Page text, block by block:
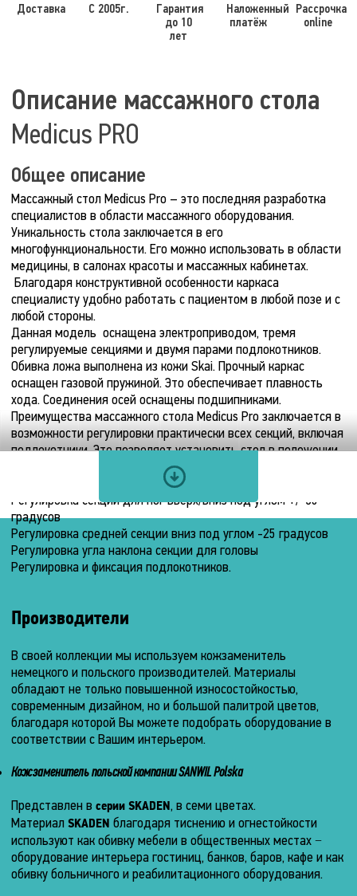
Доставка С 2005г.
Гарантия
до 10
лет
Наложенный
платёж
Рассрочка
online
Описание массажного стола
Medicus PRO
Общее описание
Массажный стол Medicus Pro – это последняя разработка
специалистов в области массажного оборудования.
Уникальность стола заключается в его
многофункциональности. Его можно использовать в области
медицины, в салонах красоты и массажных кабинетах.
Благодаря конструктивной особенности каркаса
специалисту удобно работать с пациентом в любой позе и с
любой стороны.
Данная модель оснащена электроприводом, тремя
регулируемые секциями и двумя парами подлокотников.
Обивка ложа выполнена из кожи Skai. Прочный каркас
оснащен газовой пружиной. Это обеспечивает плавность
хода. Соединения осей оснащены подшипниками.
Преимущества массажного стола Medicus Pro заключается в
возможности регулировки практически всех секций, включая
подлокотники. Это позволяет установить стол в положении
«домиком» и по Трентеленбергу
Регулировка высоты от 50 до 90 см
Регулировка секции для ног вверх/вниз под углом +/-30
градусов
Регулировка средней секции вниз под углом -25 градусов
Регулировка угла наклона секции для головы
Регулировка и фиксация подлокотников.
Производители
В своей коллекции мы используем кожзаменитель
немецкого и польского производителей. Материалы
обладают не только повышенной износостойкостью,
современным дизайном, но и большой палитрой цветов,
благодаря которой Вы можете подобрать оборудование в
соответствии с Вашим интерьером.
Кожзаменитель польской компании SANWIL Polska
Представлен в серии SKADEN, в семи цветах.
Материал SKADEN благодаря тиснению и огнестойкости
используют как обивку мебели в общественных местах −
оборудование интерьера гостиниц, банков, баров, кафе и как
обивку больничного и реабилитационного оборудования.
Технические
характеристики
МАССАЖНЫЙ
СТОЛ
MEDICUS
PRO
Мультимедия
Пульт
управления
Педаль
Размеры
упаковки
210
см.
Ширина
70
см.
Размеры
ложа
Длина
203
Ширина
см.
Высота
Конструктивные
особенности
Тип
конструкции
Стационарная
Количество
секций
Регулировка
высоты
ложа
50
–
Способ
высоты
ложа
Электродвигателем
Способ
регулировки
наклона
Отверстие
для
лица
Есть,
заглушка
Электродвигатель
Количество
двигателей
1
шт.
Скорость
подъёма
Время
подъёма
25
сек.
Размеры
(в
сложенном
состоянии)
Длина
0
см.
Ширина
см.
Высота
0
см.